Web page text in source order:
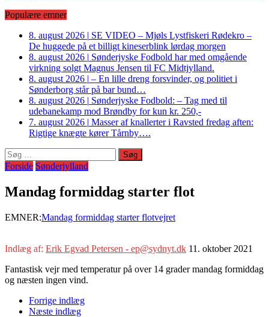
Populære emner
8. august 2026 | SE VIDEO – Mjøls Lystfiskeri Rødekro –
De huggede på et billigt kineserblink lørdag morgen
8. august 2026 | Sønderjyske Fodbold har med omgående
virkning solgt Magnus Jensen til FC Midtjylland.
8. august 2026 | – En lille dreng forsvinder, og politiet i
Sønderborg står på bar bund…
8. august 2026 | Sønderjyske Fodbold: – Tag med til
udebanekamp mod Brøndby for kun kr. 250,-
7. august 2026 | Masser af knallerter i Ravsted fredag aften:
Rigtige knægte kører Tårnby….
Søg
efter:
Forside Sønderjylland
Mandag formiddag starter flot
EMNER:Mandag formiddag starter flotvejret
Indlæg af: Erik Egvad Petersen - ep@sydnyt.dk 11. oktober 2021
Fantastisk vejr med temperatur på over 14 grader mandag formiddag
og næsten ingen vind.
Forrige indlæg
Næste indlæg